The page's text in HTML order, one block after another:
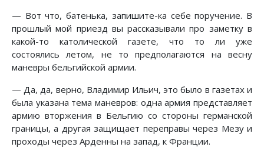
— Вот что, батенька, запишите-ка себе поручение. В
прошлый мой приезд вы рассказывали про заметку в
какой-то католической газете, что то ли уже
состоялись летом, не то предполагаются на весну
маневры бельгийской армии.
— Да, да, верно, Владимир Ильич, это было в газетах и
была указана тема маневров: одна армия представляет
армию вторжения в Бельгию со стороны германской
границы, а другая защищает переправы через Мезу и
проходы через Арденны на запад, к Франции.